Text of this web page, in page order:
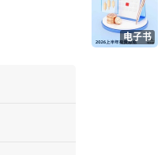
电子书